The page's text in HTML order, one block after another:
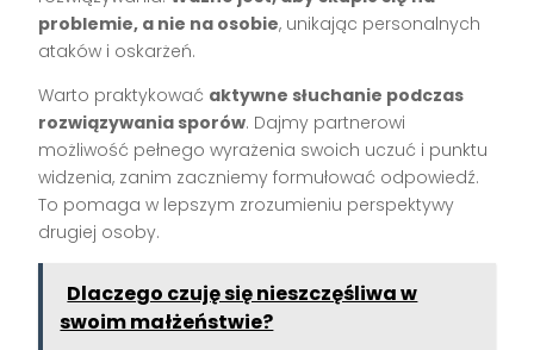
problemie, a nie na osobie, unikając personalnych
ataków i oskarżeń.
Warto praktykować aktywne słuchanie podczas
rozwiązywania sporów. Dajmy partnerowi
możliwość pełnego wyrażenia swoich uczuć i punktu
widzenia, zanim zaczniemy formułować odpowiedź.
To pomaga w lepszym zrozumieniu perspektywy
drugiej osoby.
Dlaczego czuję się nieszczęśliwa w
swoim małżeństwie?